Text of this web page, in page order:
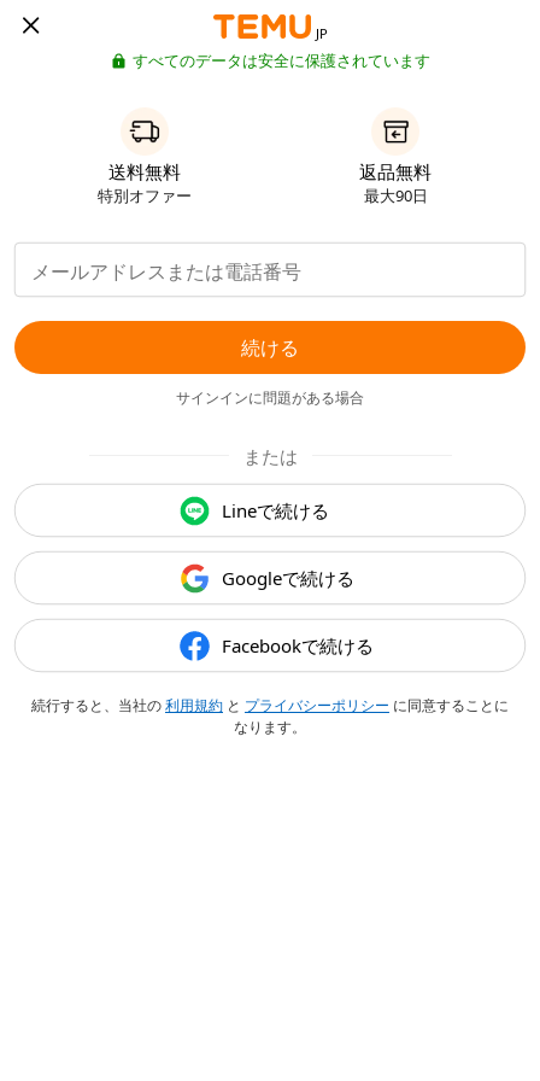
JP
すべてのデータは安全に保護されています
送料無料
特別オファー
返品無料
最大90日
続ける
サインインに問題がある場合
または
Lineで続ける
Googleで続ける
Facebookで続ける
続行すると、当社の利用規約 と プライバシーポリシー に同意することに
なります。